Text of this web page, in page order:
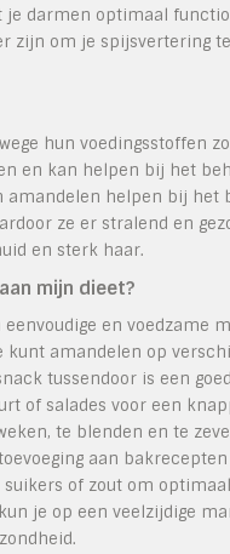
darmen optimaal
zijn om je spijsvertering
hun voedingsstoffen
en kan helpen bij het
helpen bij het
ze er stralend en
en sterk haar.
mijn dieet?
en voedzame
kunt amandelen op
tussendoor is een
of salades voor een
te blenden en te
aan
of zout om
je op een veelzijdige